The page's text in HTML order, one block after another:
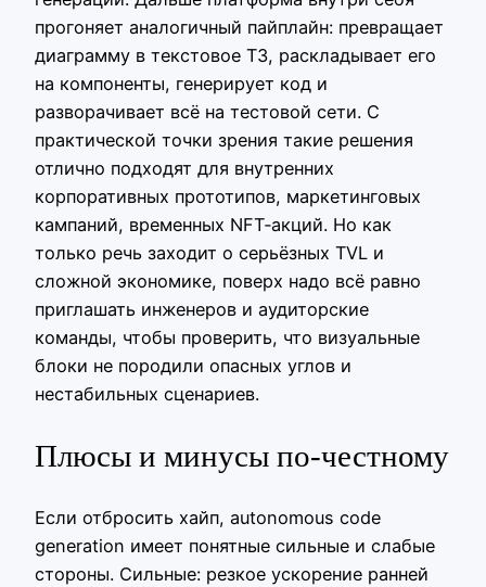
прогоняет аналогичный пайплайн: превращает
диаграмму в текстовое ТЗ, раскладывает его
на компоненты, генерирует код и
разворачивает всё на тестовой сети. С
практической точки зрения такие решения
отлично подходят для внутренних
корпоративных прототипов, маркетинговых
кампаний, временных NFT‑акций. Но как
только речь заходит о серьёзных TVL и
сложной экономике, поверх надо всё равно
приглашать инженеров и аудиторские
команды, чтобы проверить, что визуальные
блоки не породили опасных углов и
нестабильных сценариев.
Плюсы и минусы по‑честному
Если отбросить хайп, autonomous code
generation имеет понятные сильные и слабые
стороны. Сильные: резкое ускорение ранней